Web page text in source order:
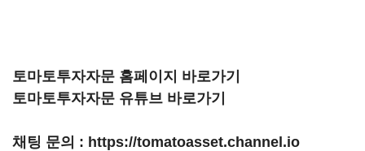
토마토투자자문 홈페이지 바로가기
토마토투자자문 유튜브 바로가기
채팅 문의 : https://tomatoasset.channel.io